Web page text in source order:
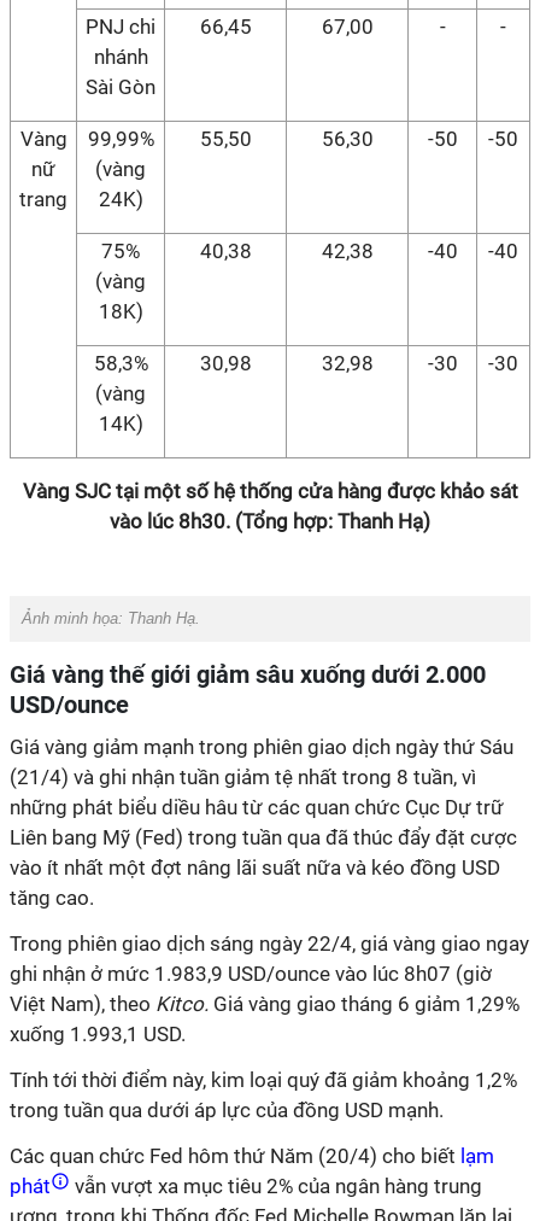
PNJ chi
nhánh
Sài Gòn
66,45 67,00 - -
Vàng
nữ
trang
99,99%
(vàng
24K)
55,50 56,30 -50 -50
75%
(vàng
18K)
40,38 42,38 -40 -40
58,3%
(vàng
14K)
30,98 32,98 -30 -30
Vàng SJC tại một số hệ thống cửa hàng được khảo sát
vào lúc 8h30. (Tổng hợp: Thanh Hạ)
Ảnh minh họa: Thanh Hạ.
Giá vàng thế giới giảm sâu xuống dưới 2.000
USD/ounce
Giá vàng giảm mạnh trong phiên giao dịch ngày thứ Sáu
(21/4) và ghi nhận tuần giảm tệ nhất trong 8 tuần, vì
những phát biểu diều hâu từ các quan chức Cục Dự trữ
Liên bang Mỹ (Fed) trong tuần qua đã thúc đẩy đặt cược
vào ít nhất một đợt nâng lãi suất nữa và kéo đồng USD
tăng cao.
Trong phiên giao dịch sáng ngày 22/4, giá vàng giao ngay
ghi nhận ở mức 1.983,9 USD/ounce vào lúc 8h07 (giờ
Việt Nam), theo Kitco. Giá vàng giao tháng 6 giảm 1,29%
xuống 1.993,1 USD.
Tính tới thời điểm này, kim loại quý đã giảm khoảng 1,2%
trong tuần qua dưới áp lực của đồng USD mạnh.
Các quan chức Fed hôm thứ Năm (20/4) cho biết lạm
phát
vẫn vượt xa mục tiêu 2% của ngân hàng trung
ương, trong khi Thống đốc Fed Michelle Bowman lặp lại